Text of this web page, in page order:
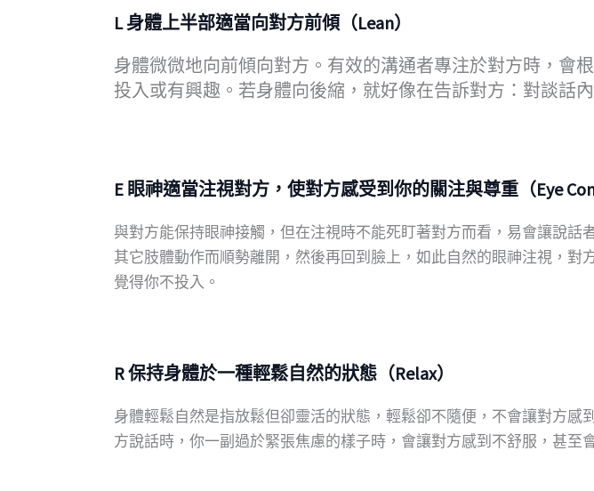
L 身體上半部適當向對方前傾（Lean）
身體微微地向前傾向對方。有效的溝通者專注於對方時，會
投入或有興趣。若身體向後縮，就好像在告訴對方：對談話
E 眼神適當注視對方，使對方感受到你的關注與尊重（Eye
與對方能保持眼神接觸，但在注視時不能死盯著對方而看，易會讓說
其它肢體動作而順勢離開，然後再回到臉上，如此自然的眼神注視，
覺得你不投入。
R 保持身體於一種輕鬆自然的狀態（Relax）
身體輕鬆自然是指放鬆但卻靈活的狀態，輕鬆卻不隨便，不會讓對方
方說話時，你一副過於緊張焦慮的樣子時，會讓對方感到不舒服，甚至